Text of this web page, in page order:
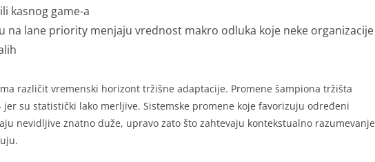
kasnog game-a
na lane priority menjaju vrednost makro odluka koje neke organizacije
različit vremenski horizont tržišne adaptacije. Promene šampiona tržišta
su statistički lako merljive. Sistemske promene koje favorizuju određeni
nevidljive znatno duže, upravo zato što zahtevaju kontekstualno razumevanje